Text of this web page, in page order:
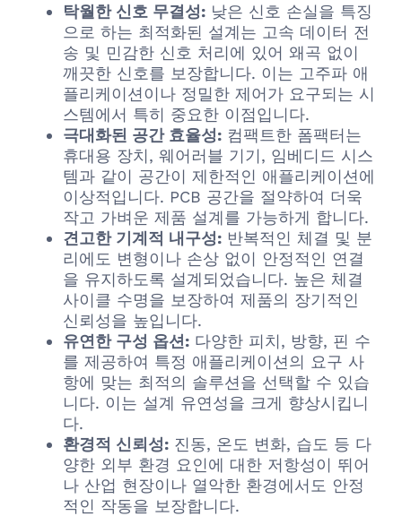
탁월한 신호 무결성: 낮은 신호 손실을 특징
으로 하는 최적화된 설계는 고속 데이터 전
송 및 민감한 신호 처리에 있어 왜곡 없이
깨끗한 신호를 보장합니다. 이는 고주파 애
플리케이션이나 정밀한 제어가 요구되는 시
스템에서 특히 중요한 이점입니다.
극대화된 공간 효율성: 컴팩트한 폼팩터는
휴대용 장치, 웨어러블 기기, 임베디드 시스
템과 같이 공간이 제한적인 애플리케이션에
이상적입니다. PCB 공간을 절약하여 더욱
작고 가벼운 제품 설계를 가능하게 합니다.
견고한 기계적 내구성: 반복적인 체결 및 분
리에도 변형이나 손상 없이 안정적인 연결
을 유지하도록 설계되었습니다. 높은 체결
사이클 수명을 보장하여 제품의 장기적인
신뢰성을 높입니다.
유연한 구성 옵션: 다양한 피치, 방향, 핀 수
를 제공하여 특정 애플리케이션의 요구 사
항에 맞는 최적의 솔루션을 선택할 수 있습
니다. 이는 설계 유연성을 크게 향상시킵니
다.
환경적 신뢰성: 진동, 온도 변화, 습도 등 다
양한 외부 환경 요인에 대한 저항성이 뛰어
나 산업 현장이나 열악한 환경에서도 안정
적인 작동을 보장합니다.